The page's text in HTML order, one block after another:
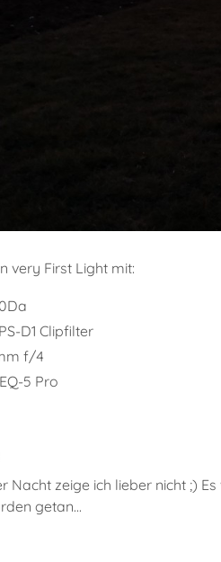
very First Light mit:
D1 Clipfilter
f/4
5 Pro
Nacht zeige ich lieber nicht ;)
getan...